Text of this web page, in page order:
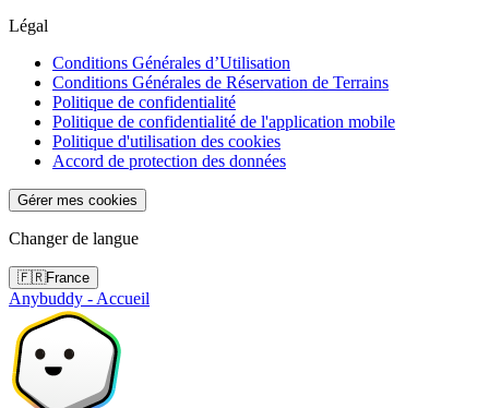
Légal
Conditions Générales d’Utilisation
Conditions Générales de Réservation de Terrains
Politique de confidentialité
Politique de confidentialité de l'application mobile
Politique d'utilisation des cookies
Accord de protection des données
Gérer mes cookies
Changer de langue
🇫🇷France
Anybuddy - Accueil